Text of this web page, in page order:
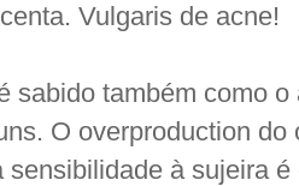
Vulgaris de acne!
sabido também como
O overproduction
sensibilidade à sujeira